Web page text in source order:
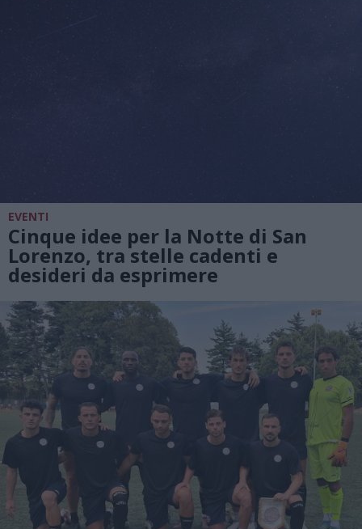
EVENTI
Cinque idee per la Notte di San
Lorenzo, tra stelle cadenti e
desideri da esprimere